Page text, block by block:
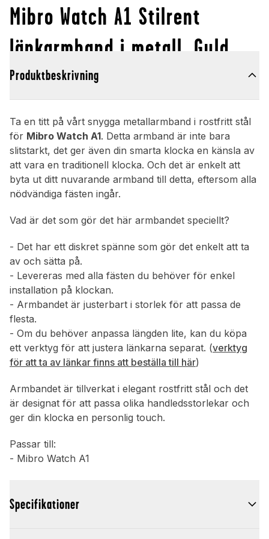
Mibro Watch A1 Stilrent
länkarmband i metall, Guld
Produktbeskrivning
Ta en titt på vårt snygga metallarmband i rostfritt stål
för Mibro Watch A1. Detta armband är inte bara
slitstarkt, det ger även din smarta klocka en känsla av
att vara en traditionell klocka. Och det är enkelt att
byta ut ditt nuvarande armband till detta, eftersom alla
nödvändiga fästen ingår.
Vad är det som gör det här armbandet speciellt?
- Det har ett diskret spänne som gör det enkelt att ta
av och sätta på.
- Levereras med alla fästen du behöver för enkel
installation på klockan.
- Armbandet är justerbart i storlek för att passa de
flesta.
- Om du behöver anpassa längden lite, kan du köpa
ett verktyg för att justera länkarna separat. (verktyg
för att ta av länkar finns att beställa till här)
Armbandet är tillverkat i elegant rostfritt stål och det
är designat för att passa olika handledsstorlekar och
ger din klocka en personlig touch.
Passar till:
- Mibro Watch A1
Specifikationer